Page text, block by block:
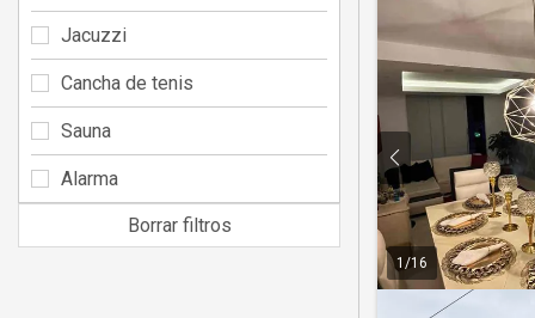
1 /16
Jacuzzi
Cancha de tenis
Sauna
Alarma
Borrar filtros